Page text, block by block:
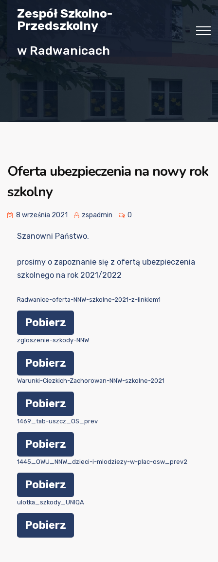
Zespół Szkolno-
Przedszkolny
w Radwanicach
Oferta ubezpieczenia na nowy rok
szkolny
8 września 2021 zspadmin 0
Szanowni Państwo,
prosimy o zapoznanie się z ofertą ubezpieczenia
szkolnego na rok 2021/2022
Radwanice-oferta-NNW-szkolne-2021-z-linkiem1
Pobierz
zgloszenie-szkody-NNW
Pobierz
Warunki-Ciezkich-Zachorowan-NNW-szkolne-2021
Pobierz
1469_tab-uszcz_OS_prev
Pobierz
1445_OWU_NNW_dzieci-i-mlodziezy-w-plac-osw_prev2
Pobierz
ulotka_szkody_UNIQA
Pobierz